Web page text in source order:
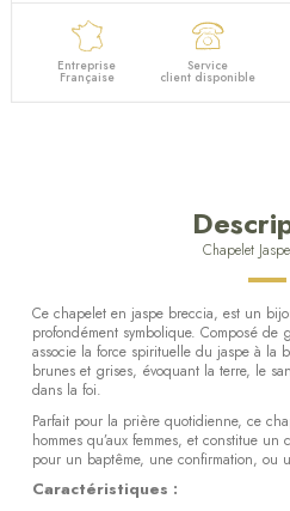
Entreprise
Française
Service
client disponible
Chapelet
Ce chapelet en jaspe breccia, est un
profondément symbolique. Composé de
associe la force spirituelle du jaspe à la
brunes et grises, évoquant la terre, le
dans la foi.
Parfait pour la prière quotidienne, ce
hommes qu’aux femmes, et constitue
pour un baptême, une confirmation, ou
Caractéristiques :